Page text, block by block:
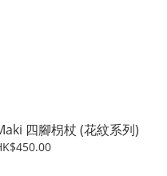
四腳枴杖 (花紋系列)